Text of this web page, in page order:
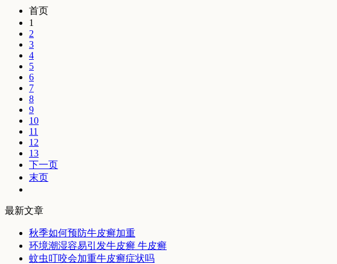
首页
1
2
3
4
5
6
7
8
9
10
11
12
13
下一页
末页
最新文章
秋季如何预防牛皮癣加重
环境潮湿容易引发牛皮癣 牛皮癣
蚊虫叮咬会加重牛皮癣症状吗